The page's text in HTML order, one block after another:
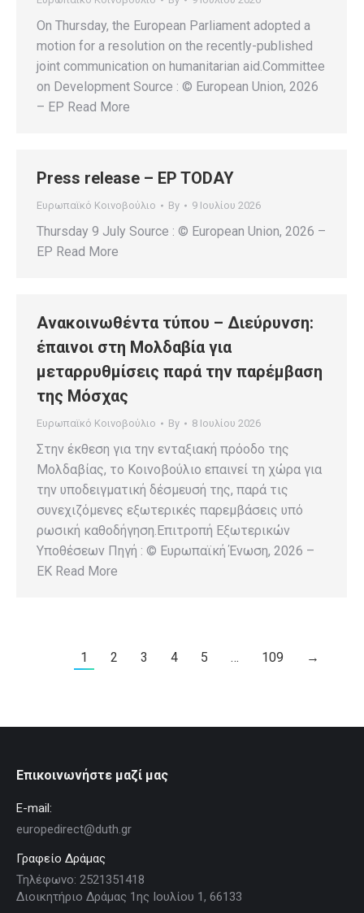
On Thursday, the European Parliament adopted a
motion for a resolution on the recently-published
joint communication on humanitarian aid.Committee
on Development Source : © European Union, 2026
– EP Read More
Press release – EP TODAY
Ευρωπαϊκό Κοινοβούλιο By 9 Ιουλίου 2026
Thursday 9 July Source : © European Union, 2026 –
EP Read More
Ανακοινωθέντα τύπου – Διεύρυνση:
έπαινοι στη Μολδαβία για
μεταρρυθμίσεις παρά την παρέμβαση
της Μόσχας
Ευρωπαϊκό Κοινοβούλιο By 8 Ιουλίου 2026
Στην έκθεση για την ενταξιακή πρόοδο της
Μολδαβίας, το Κοινοβούλιο επαινεί τη χώρα για
την υποδειγματική δέσμευσή της, παρά τις
συνεχιζόμενες εξωτερικές παρεμβάσεις υπό
ρωσική καθοδήγηση.Επιτροπή Εξωτερικών
Υποθέσεων Πηγή : © Ευρωπαϊκή Ένωση, 2026 –
EK Read More
1 2 3 4 5 … 109 →
Επικοινωνήστε μαζί μας
E-mail:
europedirect@duth.gr
Γραφείο Δράμας
Τηλέφωνο: 2521351418
Διοικητήριο Δράμας 1ης Ιουλίου 1, 66133